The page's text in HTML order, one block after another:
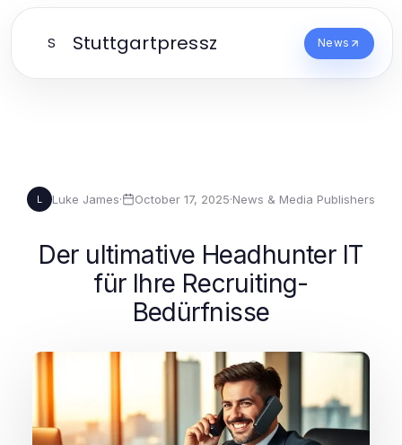
S Stuttgartpressz News
L Luke James· October 17, 2025·News & Media Publishers
Der ultimative Headhunter IT
für Ihre Recruiting-
Bedürfnisse